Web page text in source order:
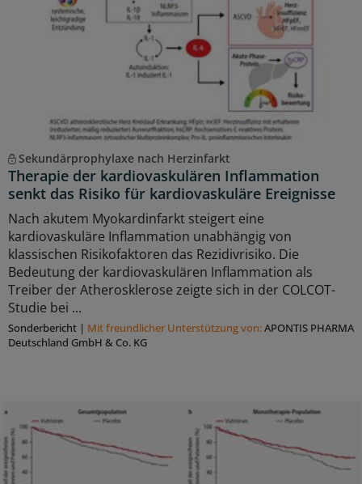
Sekundärprophylaxe nach Herzinfarkt
Therapie der kardiovaskulären Inflammation
senkt das Risiko für kardiovaskuläre Ereignisse
Nach akutem Myokardinfarkt steigert eine
kardiovaskuläre Inflammation unabhängig von
klassischen Risikofaktoren das Rezidivrisiko. Die
Bedeutung der kardiovaskulären Inflammation als
Treiber der Atherosklerose zeigte sich in der COLCOT-
Studie bei ...
Sonderbericht | Mit freundlicher Unterstützung von:APONTIS PHARMA
Deutschland GmbH & Co. KG